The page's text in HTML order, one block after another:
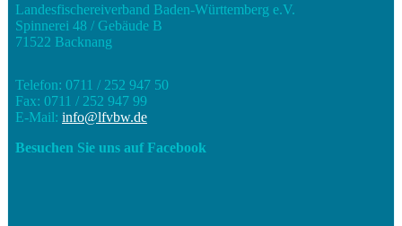
Landesfischereiverband Baden-Württemberg e.V.
Spinnerei 48 / Gebäude B
71522 Backnang
Telefon: 0711 / 252 947 50
Fax: 0711 / 252 947 99
E-Mail: info@lfvbw.de
Besuchen Sie uns auf Facebook